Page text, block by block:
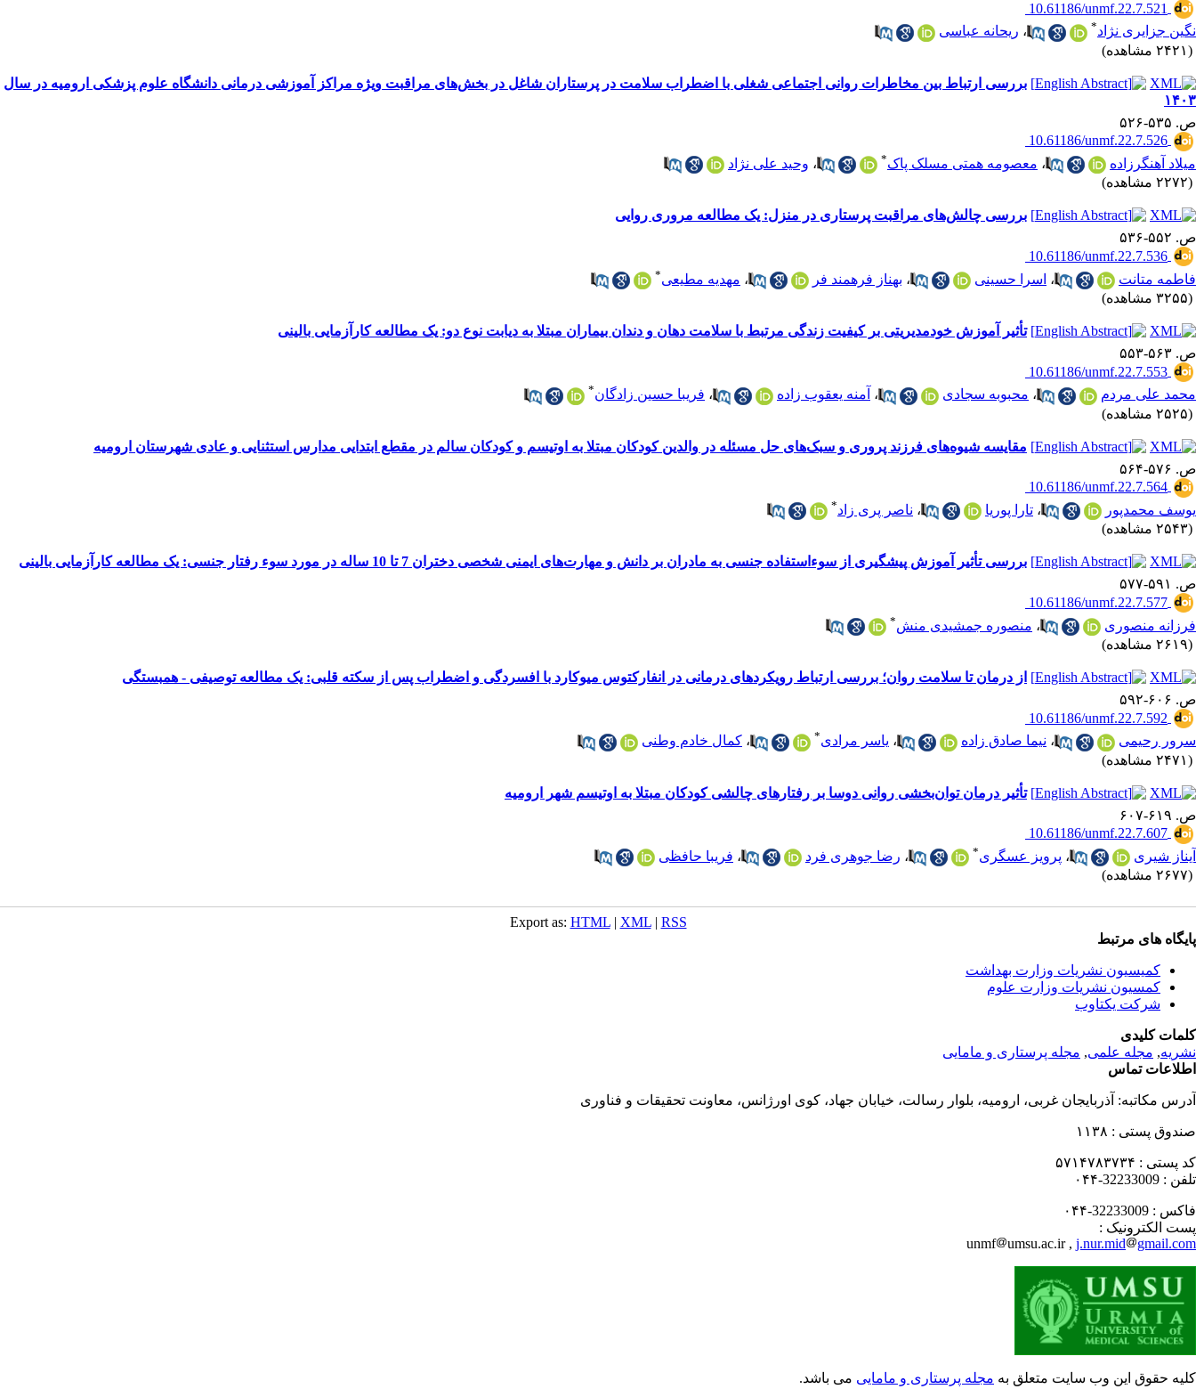
‎ 10.61186/unmf.22.7.521
نگین جزایری نژاد* ، ریحانه عباسی
(۲۴۲۱ مشاهده)
بررسی ارتباط بین مخاطرات روانی اجتماعی شغلی با اضطراب سلامت در پرستاران شاغل در بخش‌های مراقبت ویژه مراکز آموزشی درمانی دانشگاه علوم پزشکی ارومیه در سال
۱۴۰۳
ص. ۵۳۵-۵۲۶
‎ 10.61186/unmf.22.7.526
میلاد آهنگرزاده
، معصومه همتی مسلک پاک* ، وحید علی نژاد
(۲۲۷۲ مشاهده)
بررسی چالش‌های مراقبت پرستاری در منزل: یک مطالعه مروری روایی
ص. ۵۵۲-۵۳۶
‎ 10.61186/unmf.22.7.536
فاطمه متانت
، اسرا حسینی ، بهناز فرهمند فر ، مهدیه مطیعی*
(۳۲۵۵ مشاهده)
تأثیر آموزش خودمدیریتی بر کیفیت زندگی مرتبط با سلامت دهان و دندان بیماران مبتلا به دیابت نوع دو: یک مطالعه کارآزمایی بالینی
ص. ۵۶۳-۵۵۳
‎ 10.61186/unmf.22.7.553
محمد علی مردم
، محبوبه سجادی ، آمنه یعقوب زاده ، فریبا حسین زادگان*
(۲۵۲۵ مشاهده)
مقایسه شیوه‌های فرزند پروری و سبک‌های حل مسئله در والدین کودکان مبتلا به اوتیسم و کودکان سالم در مقطع ابتدایی مدارس استثنایی و عادی شهرستان ارومیه
ص. ۵۷۶-۵۶۴
‎ 10.61186/unmf.22.7.564
یوسف محمدپور
، تارا پوریا ، ناصر پری زاد*
(۲۵۴۳ مشاهده)
بررسی تأثیر آموزش پیشگیری از سوءاستفاده جنسی به مادران بر دانش و مهارت‌های ایمنی شخصی دختران 7 تا 10 ساله در مورد سوء رفتار جنسی: یک مطالعه کارآزمایی بالینی
ص. ۵۹۱-۵۷۷
‎ 10.61186/unmf.22.7.577
فرزانه منصوری
، منصوره جمشیدی منش*
(۲۶۱۹ مشاهده)
از درمان تا سلامت روان؛ بررسی ارتباط رویکردهای درمانی در انفارکتوس میوکارد با افسردگی و اضطراب پس از سکته قلبی: یک مطالعه توصیفی - همبستگی
ص. ۶۰۶-۵۹۲
‎ 10.61186/unmf.22.7.592
سرور رحیمی
، نیما صادق زاده ، یاسر مرادی* ، کمال خادم وطنی
(۲۴۷۱ مشاهده)
تأثیر درمان توان‌بخشی روانی دوسا بر رفتارهای چالشی کودکان مبتلا به اوتیسم شهر ارومیه
ص. ۶۱۹-۶۰۷
‎ 10.61186/unmf.22.7.607
آیناز شیری
، پرویز عسگری* ، رضا جوهری فرد ، فریبا حافظی
(۲۶۷۷ مشاهده)
Export as: HTML| XML| RSS
پایگاه های مرتبط
کمیسیون نشریات وزارت بهداشت
کمسیون نشریات وزارت علوم
شرکت یکتاوب
کلمات کلیدی
نشریه, مجله علمی, مجله پرستاری و مامایی
اطلاعات تماس
آدرس مکاتبه: آذربایجان غربی، ارومیه، بلوار رسالت، خیابان جهاد، کوی اورژانس، معاونت تحقیقات و فناوری
صندوق پستی : ۱۱۳۸
کد پستی : ۵۷۱۴۷۸۳۷۳۴
تلفن : 32233009-۰۴۴
فاکس : 32233009-۰۴۴
پست الکترونیک :
unmf
umsu.ac.ir , j.nur.mid gmail.com
کلیه حقوق این وب سایت متعلق به مجله پرستاری و مامایی می باشد.